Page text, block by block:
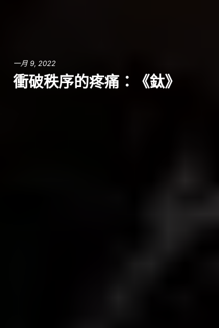
一月 9, 2022
衝破秩序的疼痛：《鈦》